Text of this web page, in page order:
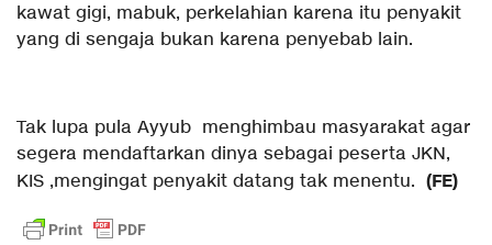
kawat gigi, mabuk, perkelahian karena itu penyakit
yang di sengaja bukan karena penyebab lain.
Tak lupa pula Ayyub menghimbau masyarakat agar
segera mendaftarkan dinya sebagai peserta JKN,
KIS ,mengingat penyakit datang tak menentu. (FE)